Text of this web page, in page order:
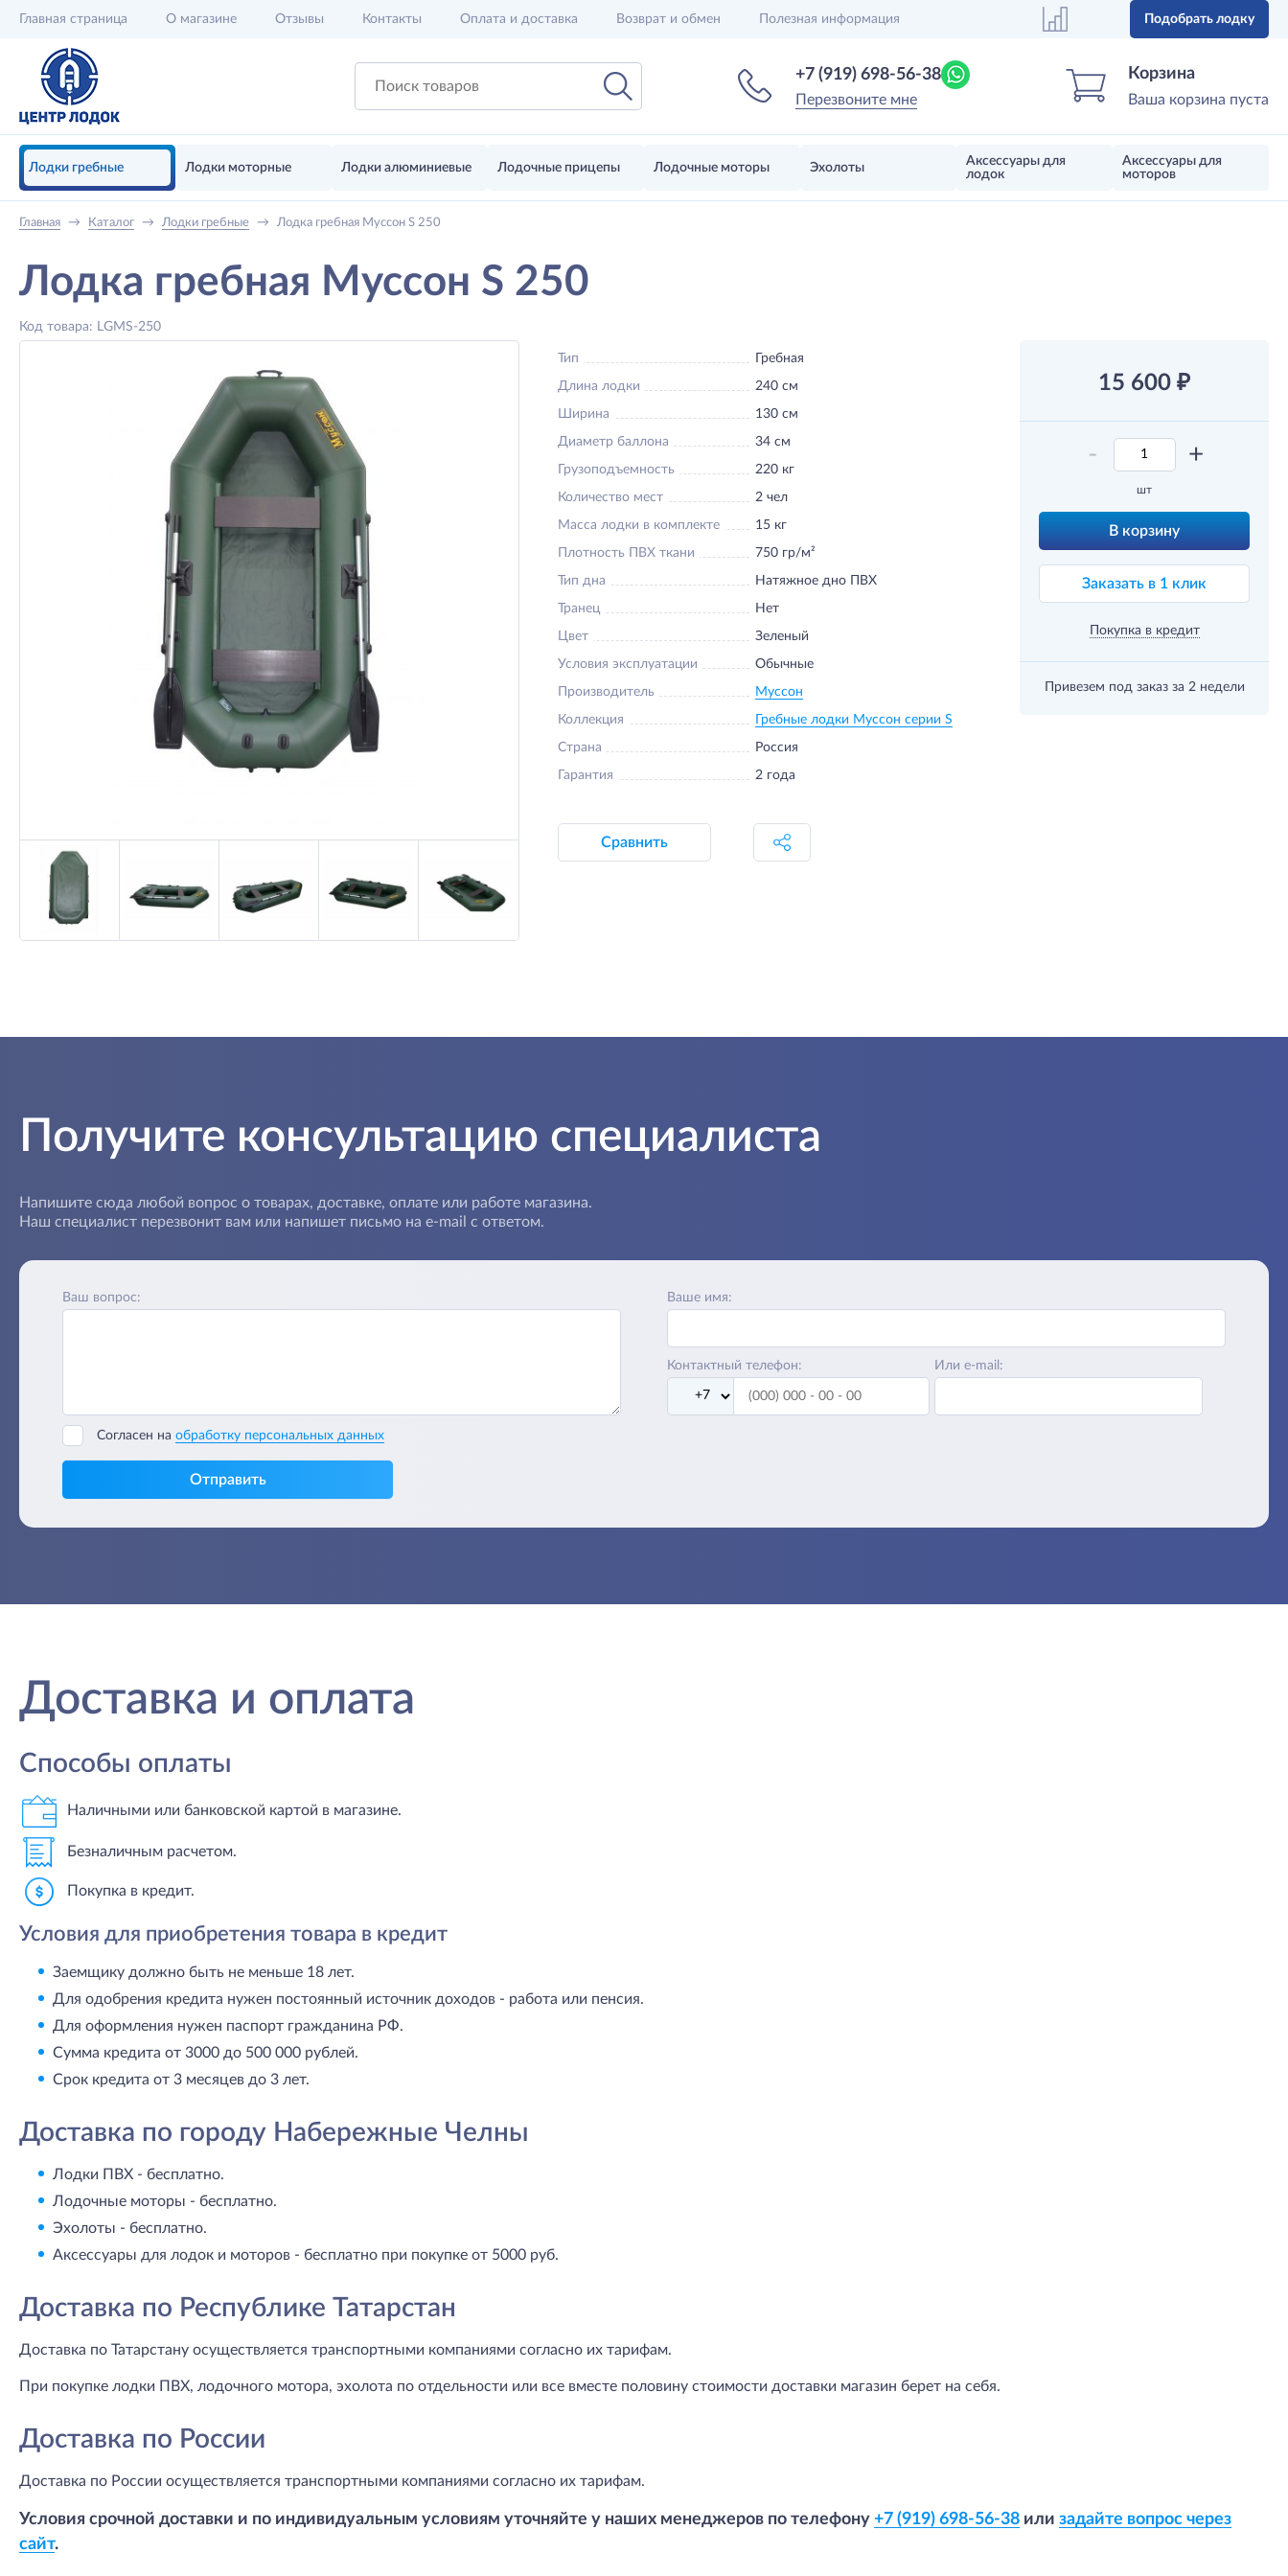
Главная страница О магазине Отзывы Контакты Оплата и доставка Возврат и обмен Полезная информация Подобрать лодку
Корзина
Ваша корзина пуста
+7 (919) 698-56-38
Перезвоните мне
Лодки гребные Лодки моторные Лодки алюминиевые Лодочные прицепы Лодочные моторы Эхолоты
Аксессуары для
лодок
Аксессуары для
моторов
Главная → Каталог → Лодки гребные → Лодка гребная Муссон S 250
Лодка гребная Муссон S 250
Код товара: LGMS-250
15 600 ₽
- +
шт
В корзину
Заказать в 1 клик
Покупка в кредит
Привезем под заказ за 2 недели
Тип Гребная
Длина лодки 240 см
Ширина 130 см
Диаметр баллона 34 см
Грузоподъемность 220 кг
Количество мест 2 чел
Масса лодки в комплекте 15 кг
Плотность ПВХ ткани 750 гр/м²
Тип дна Натяжное дно ПВХ
Транец Нет
Цвет Зеленый
Условия эксплуатации Обычные
Производитель Муссон
Коллекция Гребные лодки Муссон серии S
Страна Россия
Гарантия 2 года
Сравнить
Получите консультацию специалиста
Напишите сюда любой вопрос о товарах, доставке, оплате или работе магазина.
Наш специалист перезвонит вам или напишет письмо на e-mail с ответом.
Ваш вопрос: Ваше имя:
Контактный телефон: Или e-mail:
Согласен на обработку персональных данных
Отправить
Доставка и оплата
Способы оплаты
Наличными или банковской картой в магазине.
Безналичным расчетом.
Покупка в кредит.
Условия для приобретения товара в кредит
Заемщику должно быть не меньше 18 лет.
Для одобрения кредита нужен постоянный источник доходов - работа или пенсия.
Для оформления нужен паспорт гражданина РФ.
Сумма кредита от 3000 до 500 000 рублей.
Срок кредита от 3 месяцев до 3 лет.
Доставка по городу Набережные Челны
Лодки ПВХ - бесплатно.
Лодочные моторы - бесплатно.
Эхолоты - бесплатно.
Аксессуары для лодок и моторов - бесплатно при покупке от 5000 руб.
Доставка по Республике Татарстан
Доставка по Татарстану осуществляется транспортными компаниями согласно их тарифам.
При покупке лодки ПВХ, лодочного мотора, эхолота по отдельности или все вместе половину стоимости доставки магазин берет на себя.
Доставка по России
Доставка по России осуществляется транспортными компаниями согласно их тарифам.
Условия срочной доставки и по индивидуальным условиям уточняйте у наших менеджеров по телефону +7 (919) 698-56-38 или задайте вопрос через
сайт.